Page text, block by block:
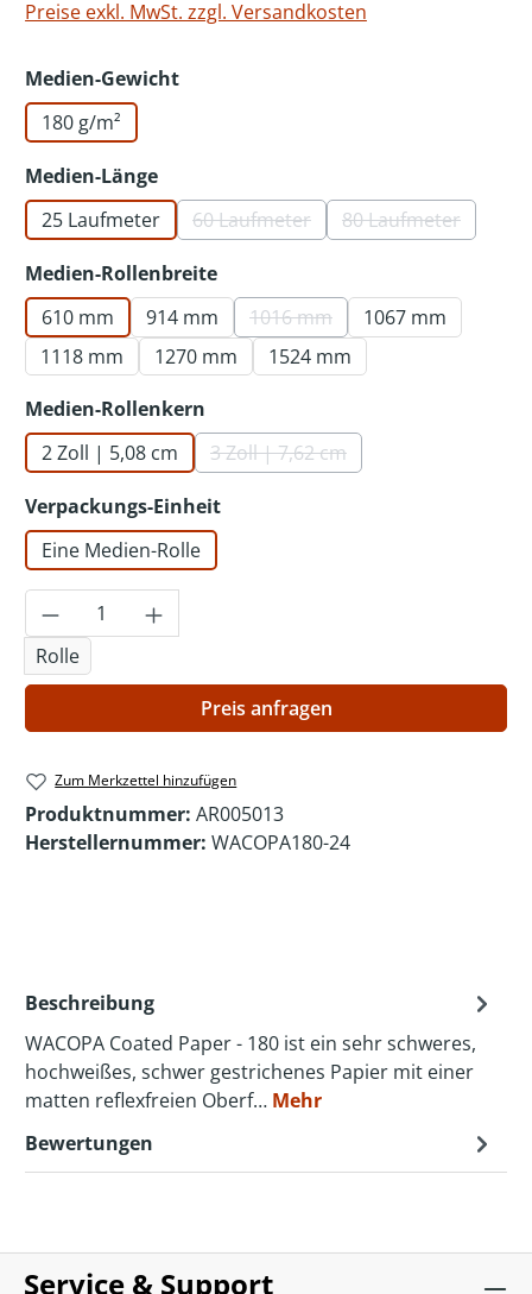
Preise exkl. MwSt. zzgl. Versandkosten
Medien-Gewichtauswählen
180 g/m²
Medien-Längeauswählen
25 Laufmeter
60 Laufmeter(Diese Option ist zurzeit nicht
80 Laufmeter
(Diese Option
Medien-Rollenbreiteauswählen
610 mm
914 mm 1016 mm(Diese Option ist zurzeit nicht
1067 mm
1118 mm
1270 mm
1524 mm
Medien-Rollenkern
2 Zoll | 5,08 cm
3 Zoll | 7,62 cm(Diese Option ist zurzeit nicht
Verpackungs-Einheitauswählen
Eine Medien-Rolle
Produkt Anzahl: Gib den gewünschten
Rolle
Preis anfragen
Zum Merkzettel hinzufügen
Produktnummer: AR005013
Herstellernummer: WACOPA180-24
Beschreibung
WACOPA Coated Paper - 180 ist ein sehr schweres,
hochweißes, schwer gestrichenes Papier mit einer
matten reflexfreien Oberf… Mehr
Bewertungen
Service & Support